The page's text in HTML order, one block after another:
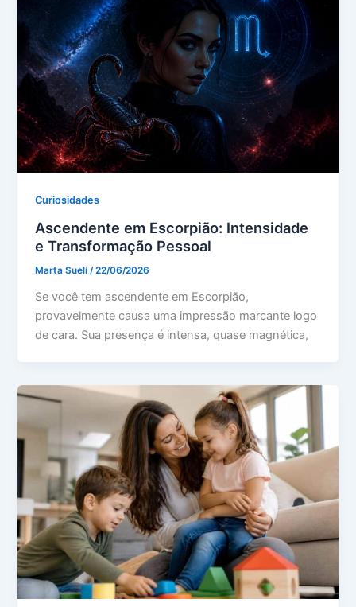
Curiosidades
Ascendente em Escorpião: Intensidade
e Transformação Pessoal
Marta Sueli/22/06/2026
Se você tem ascendente em Escorpião,
provavelmente causa uma impressão marcante logo
de cara. Sua presença é intensa, quase magnética,